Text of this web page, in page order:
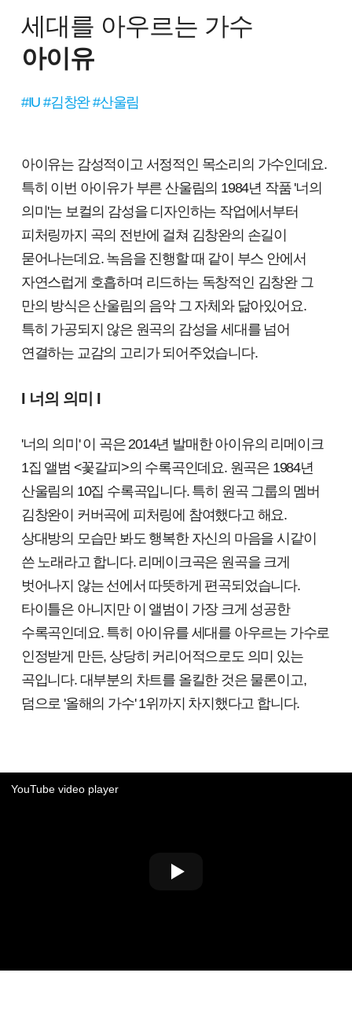
세대를 아우르는 가수
아이유
#IU #김창완 #산울림
아이유는 감성적이고 서정적인 목소리의 가수인데요.
특히 이번 아이유가 부른 산울림의 1984년 작품 '너의
의미'는 보컬의 감성을 디자인하는 작업에서부터
피처링까지 곡의 전반에 걸쳐 김창완의 손길이
묻어나는데요. 녹음을 진행할 때 같이 부스 안에서
자연스럽게 호흡하며 리드하는 독창적인 김창완 그
만의 방식은 산울림의 음악 그 자체와 닮아있어요.
특히 가공되지 않은 원곡의 감성을 세대를 넘어
연결하는 교감의 고리가 되어주었습니다.
I 너의 의미 I
'너의 의미' 이 곡은 2014년 발매한 아이유의 리메이크
1집 앨범 <꽃갈피>의 수록곡인데요. 원곡은 1984년
산울림의 10집 수록곡입니다. 특히 원곡 그룹의 멤버
김창완이 커버곡에 피처링에 참여했다고 해요.
상대방의 모습만 봐도 행복한 자신의 마음을 시같이
쓴 노래라고 합니다. 리메이크곡은 원곡을 크게
벗어나지 않는 선에서 따뜻하게 편곡되었습니다.
타이틀은 아니지만 이 앨범이 가장 크게 성공한
수록곡인데요. 특히 아이유를 세대를 아우르는 가수로
인정받게 만든, 상당히 커리어적으로도 의미 있는
곡입니다. 대부분의 차트를 올킬한 것은 물론이고,
덤으로 '올해의 가수' 1위까지 차지했다고 합니다.
YouTube video player